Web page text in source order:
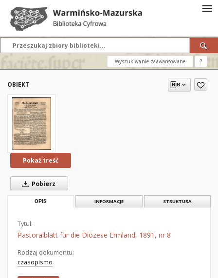
Wyszukiwanie zaawansowane ?
OBIEKT
Pokaż treść
Pobierz
OPIS INFORMACJE STRUKTURA
Tytuł:
Pastoralblatt für die Diözese Ermland, 1891, nr 8
Rodzaj dokumentu:
czasopismo